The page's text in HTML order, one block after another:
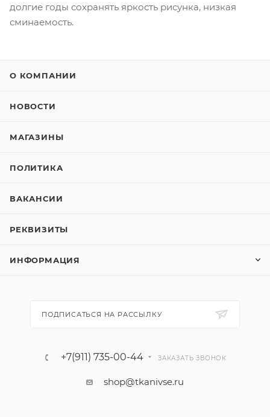
долгие годы сохранять яркость рисунка, низкая
сминаемость.
О КОМПАНИИ
НОВОСТИ
МАГАЗИНЫ
ПОЛИТИКА
ВАКАНСИИ
РЕКВИЗИТЫ
ИНФОРМАЦИЯ
ПОДПИСАТЬСЯ НА РАССЫЛКУ
+7(911) 735-00-44 ЗАКАЗАТЬ ЗВОНОК
shop@tkanivse.ru